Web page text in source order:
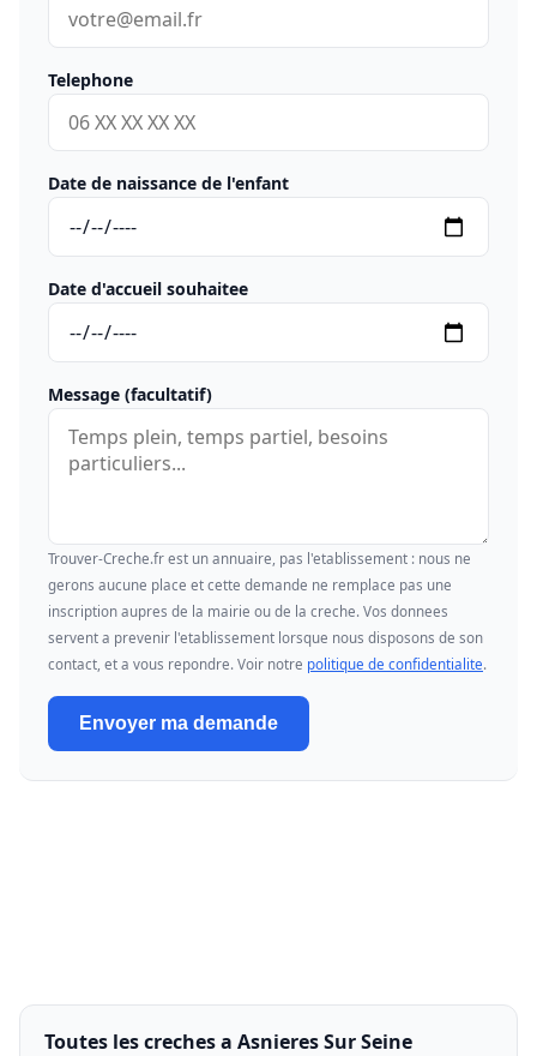
Telephone
Date de naissance de l'enfant
Date d'accueil souhaitee
Message (facultatif)
Trouver-Creche.fr est un annuaire, pas l'etablissement : nous ne
gerons aucune place et cette demande ne remplace pas une
inscription aupres de la mairie ou de la creche. Vos donnees
servent a prevenir l'etablissement lorsque nous disposons de son
contact, et a vous repondre. Voir notre politique de confidentialite.
Envoyer ma demande
Toutes les creches a Asnieres Sur Seine